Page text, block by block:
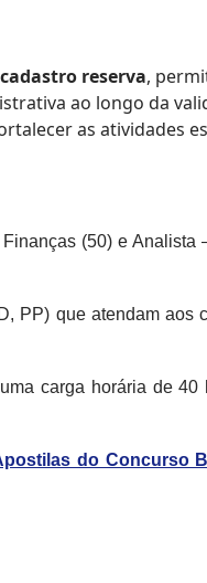
reserva,
ao longo da
as atividades
(50) e Analista
PP) que atendam aos
carga horária de 40
do Concurso